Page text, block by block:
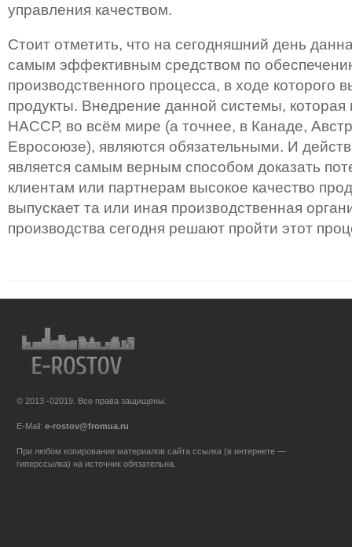
управления качеством.
Стоит отметить, что на сегодняшний день
самым эффективным средством по
производственного процесса, в ходе которого
продукты. Внедрение данной системы, которая
НАССР, во всём мире (а точнее, в Канаде,
Евросоюзе), являются обязательными. И
является самым верным способом доказать
клиентам или партнерам высокое качество
выпускает та или иная производственная
производства сегодня решают пройти этот
© 2013 -02019. Все права защищены.
E-Mail: e-rostov@fromua.ru
При любом копировании материалов сайта ссылка (в интернете —
гиперссылка) на источник обязательна.